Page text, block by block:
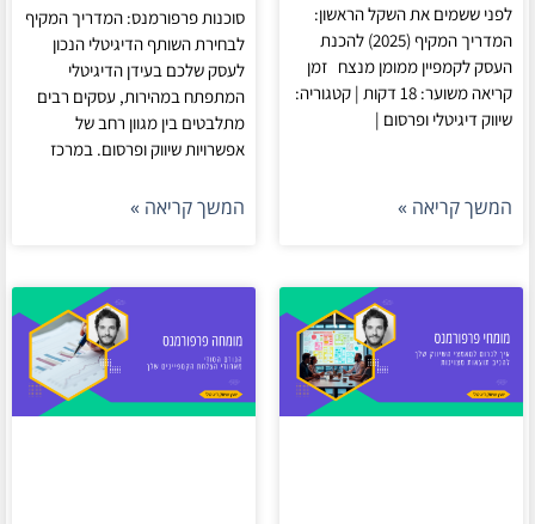
לפני ששמים את השקל הראשון:
המדריך המקיף (2025) להכנת
העסק לקמפיין ממומן מנצח זמן
קריאה משוער: 18 דקות | קטגוריה:
שיווק דיגיטלי ופרסום |
המשך קריאה »
סוכנות פרפורמנס: המדריך המקיף
לבחירת השותף הדיגיטלי הנכון
לעסק שלכם בעידן הדיגיטלי
המתפתח במהירות, עסקים רבים
מתלבטים בין מגוון רחב של
אפשרויות שיווק ופרסום. במרכז
המשך קריאה »